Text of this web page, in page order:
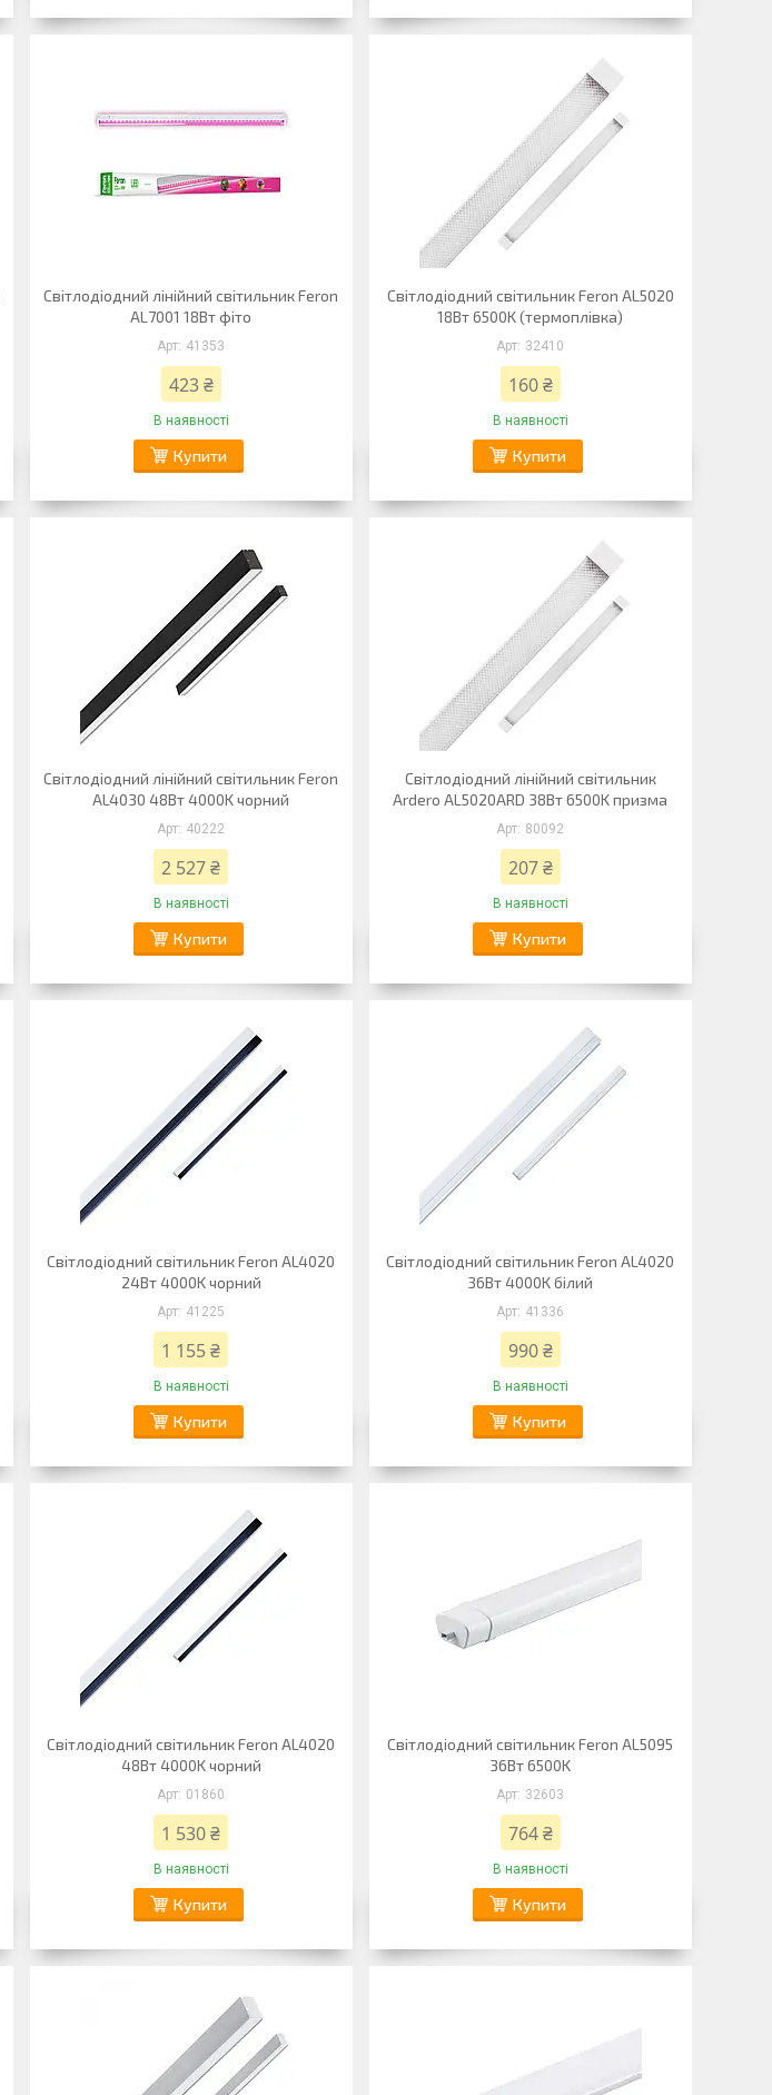
Світлодіодний лінійний світильник Feron
AL7001 18Вт фіто
41353
423 ₴
В наявності
Купити
Світлодіодний світильник Feron AL5020
18Вт 6500K (термоплівка)
32410
160 ₴
В наявності
Купити
Світлодіодний лінійний світильник Feron
AL4030 48Вт 4000K чорний
40222
2 527 ₴
В наявності
Купити
Світлодіодний лінійний світильник
Ardero AL5020ARD 38Вт 6500K призма
80092
207 ₴
В наявності
Купити
Світлодіодний світильник Feron AL4020
24Вт 4000K чорний
41225
1 155 ₴
В наявності
Купити
Світлодіодний світильник Feron AL4020
36Вт 4000K білий
41336
990 ₴
В наявності
Купити
Світлодіодний світильник Feron AL4020
48Вт 4000K чорний
01860
1 530 ₴
В наявності
Купити
Світлодіодний світильник Feron AL5095
36Вт 6500K
32603
764 ₴
В наявності
Купити